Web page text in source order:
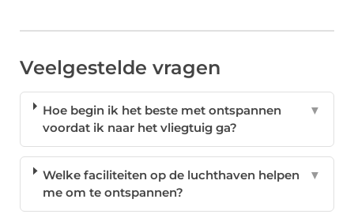
Veelgestelde vragen
Hoe begin ik het beste met ontspannen
voordat ik naar het vliegtuig ga?
▼
Welke faciliteiten op de luchthaven helpen
me om te ontspannen?
▼